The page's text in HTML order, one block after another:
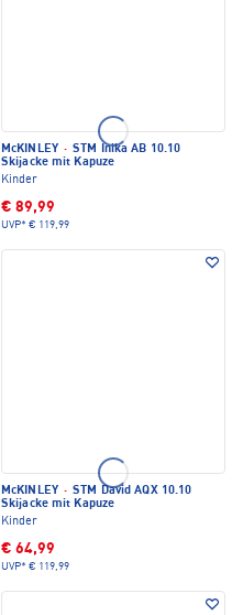
McKINLEY · STM Inika AB 10.10
Skijacke mit Kapuze
Kinder
€ 89,99
UVP* € 119,99
McKINLEY · STM David AQX 10.10
Skijacke mit Kapuze
Kinder
€ 64,99
UVP* € 119,99